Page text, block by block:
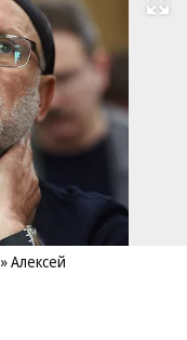
Развернуть
Алексей